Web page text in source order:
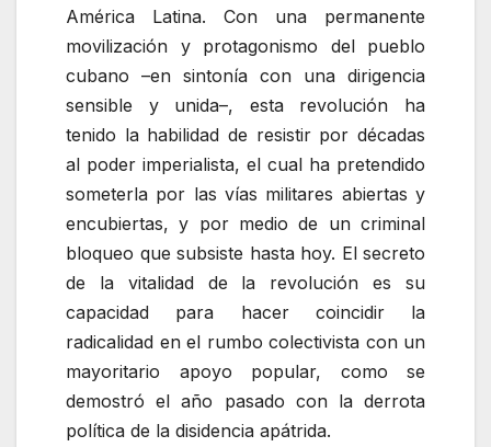
América Latina. Con una permanente
movilización y protagonismo del pueblo
cubano –en sintonía con una dirigencia
sensible y unida–, esta revolución ha
tenido la habilidad de resistir por décadas
al poder imperialista, el cual ha pretendido
someterla por las vías militares abiertas y
encubiertas, y por medio de un criminal
bloqueo que subsiste hasta hoy. El secreto
de la vitalidad de la revolución es su
capacidad para hacer coincidir la
radicalidad en el rumbo colectivista con un
mayoritario apoyo popular, como se
demostró el año pasado con la derrota
política de la disidencia apátrida.